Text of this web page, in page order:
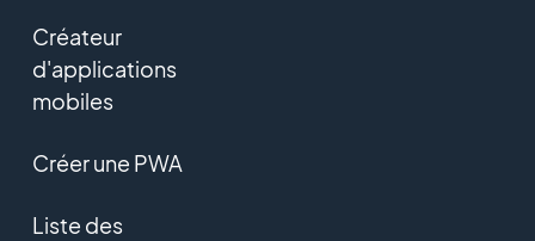
Créateur
d'applications
mobiles
Créer une PWA
Liste des